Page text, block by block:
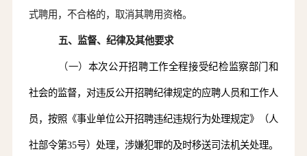
式聘用，不合格的，取消其聘用资格。
五、 监督、纪律及其他要求
（一） 本次公开招聘工作全程接受纪检监察部门和
社会的监督，对违反公开招聘纪律规定的应聘人员和工作人
员，按照《事业单位公开招聘违纪违规行为处理规定》（人
社部令第35号）处理，涉嫌犯罪的及时移送司法机关处理。